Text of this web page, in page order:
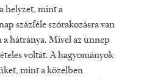
helyzet, mint a
százféle szórakozásra van
a hátránya. Mivel az ünnep
voltát. A hagyományok
mint a közelben